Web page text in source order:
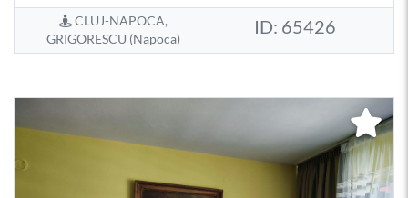
CLUJ-NAPOCA,
GRIGORESCU (Napoca)
ID: 65426